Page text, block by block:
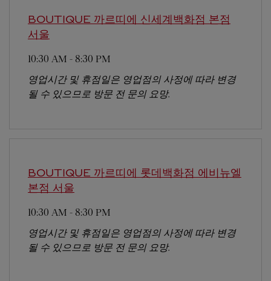
BOUTIQUE 까르띠에 신세계백화점 본점
서울
10:30 AM - 8:30 PM
영업시간 및 휴점일은 영업점의 사정에 따라 변경
될 수 있으므로 방문 전 문의 요망.
BOUTIQUE 까르띠에 롯데백화점 에비뉴엘
본점 서울
10:30 AM - 8:30 PM
영업시간 및 휴점일은 영업점의 사정에 따라 변경
될 수 있으므로 방문 전 문의 요망.